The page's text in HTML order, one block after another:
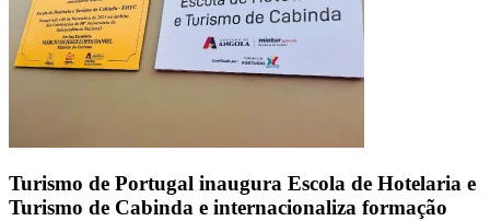
Turismo de Portugal inaugura Escola de Hotelaria e
Turismo de Cabinda e internacionaliza formação